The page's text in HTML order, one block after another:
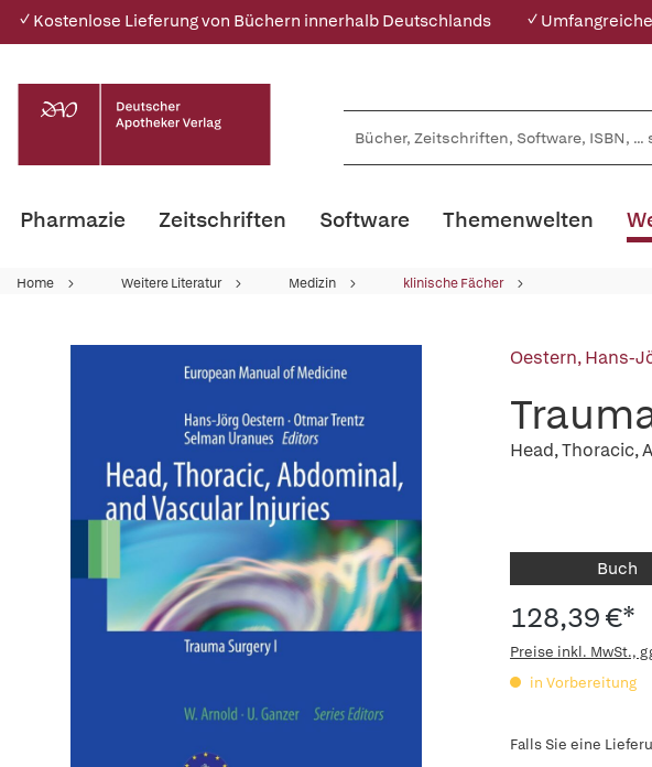
✓ Kostenlose Lieferung von Büchern innerhalb Deutschlands ✓
Pharmazie Zeitschriften Software Themenwelten
Home Weitere Literatur Medizin klinische Fächer
Oestern, Hans-
Head, Thoracic,
Buch
128,39 €*
Preise inkl. MwSt.,
in Vorbereitung
Falls Sie eine